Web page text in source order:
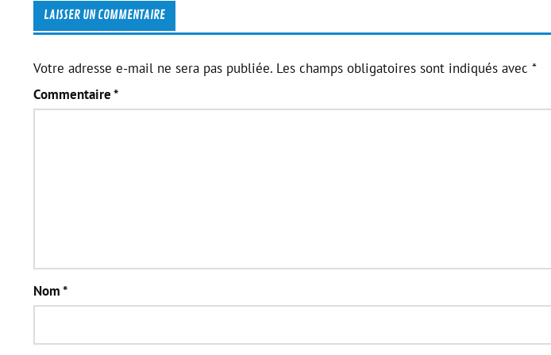
LAISSER UN COMMENTAIRE
Votre adresse e-mail ne sera pas publiée. Les champs obligatoires sont indiqués avec *
Commentaire*
Nom*